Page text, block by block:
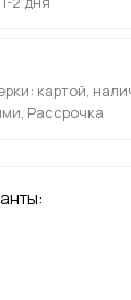
картой,
Рассрочка